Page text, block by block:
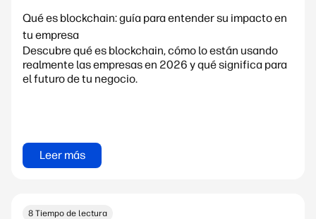
Qué es blockchain: guía para entender su impacto en
tu empresa
Descubre qué es blockchain, cómo lo están usando
realmente las empresas en 2026 y qué significa para
el futuro de tu negocio.
Leer más
8 Tiempo de lectura